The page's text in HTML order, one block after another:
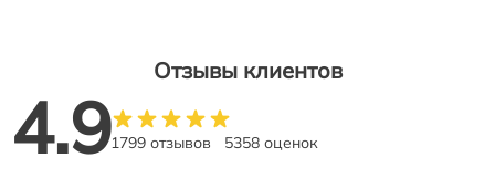
Отзывы клиентов
4.91799 отзывов 5358 оценок